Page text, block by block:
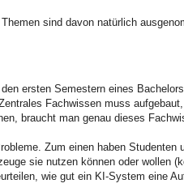
sind davon natürlich
ersten Semestern eines
Fachwissen muss
braucht man genau dieses
Zum einen haben Studenten
sie nutzen können oder wollen
wie gut ein KI-System eine